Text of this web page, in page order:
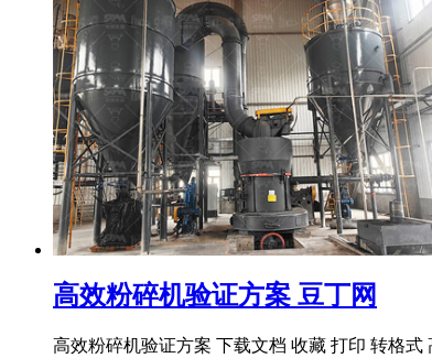
高效粉碎机验证方案 豆丁网
高效粉碎机验证方案 下载文档 收藏 打印 转格